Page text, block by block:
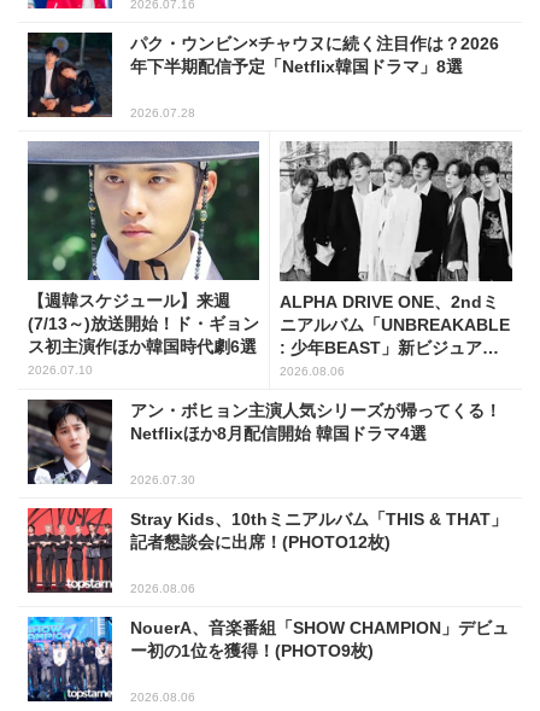
2026.07.16
パク・ウンビン×チャウヌに続く注目作は？2026
年下半期配信予定「Netflix韓国ドラマ」8選
2026.07.28
【週韓スケジュール】来週
(7/13～)放送開始！ド・ギョン
ス初主演作ほか韓国時代劇6選
2026.07.10
ALPHA DRIVE ONE、2ndミ
ニアルバム「UNBREAKABLE
: 少年BEAST」新ビジュアル
解禁！
2026.08.06
アン・ボヒョン主演人気シリーズが帰ってくる！
Netflixほか8月配信開始 韓国ドラマ4選
2026.07.30
Stray Kids、10thミニアルバム「THIS & THAT」
記者懇談会に出席！(PHOTO12枚)
2026.08.06
NouerA、音楽番組「SHOW CHAMPION」デビュ
ー初の1位を獲得！(PHOTO9枚)
2026.08.06